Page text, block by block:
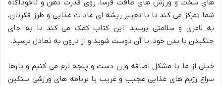
های سخت و ورزش های طاقت فرسا، روی قدرت ذهن و ناخودآگاه
شما تمرکز می کند تا با تغییر ریشه ای عادات غذایی و طرز فکرتان،
به لاغری و سلامتی برسید. این کتاب کمک می کند تا به جای
جنگیدن با بدن خود، با آن دوست شوید و از درون به تعادل برسید.
خیلی از ما با مشکل اضافه وزن دست و پنجه نرم می کنیم و بارها
سراغ رژیم های غذایی عجیب و غریب یا برنامه های ورزشی سنگین